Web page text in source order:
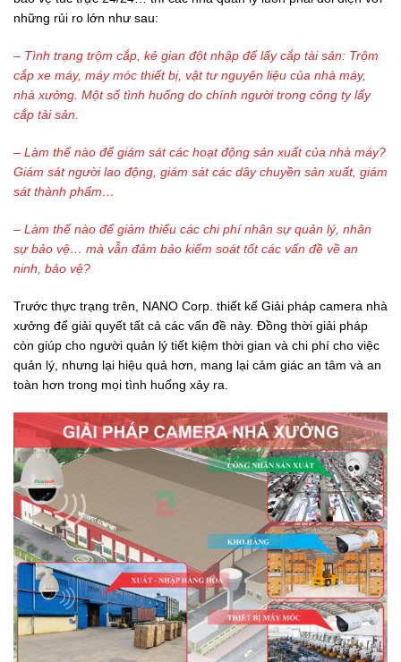
những rủi ro lớn như sau:
– Tình trạng trộm cắp, kẻ gian đột nhập để lấy cắp tài sản: Trộm
cắp xe máy, máy móc thiết bị, vật tư nguyên liệu của nhà máy,
nhà xưởng. Một số tình huống do chính người trong công ty lấy
cắp tài sản.
– Làm thế nào để giám sátcác hoạt động sản xuất của nhà máy?
Giám sát người lao động, giám sát các dây chuyền sản xuất, giám
sát thành phẩm…
– Làm thế nào để giảm thiểu các chi phí nhân sự quản lý, nhân
sự bảo vệ… mà vẫn đảm bảo kiểm soát tốt các vấn đề về an
ninh, bảo vệ?
Trước thực trạng trên, NANO Corp. thiết kế Giải pháp camera nhà
xưởng để giải quyết tất cả các vấn đề này. Đồng thời giải pháp
còn giúp cho người quản lý tiết kiệm thời gian và chi phí cho việc
quản lý, nhưng lại hiệu quả hơn, mang lại cảm giác an tâm và an
toàn hơn trong mọi tình huống xảy ra.